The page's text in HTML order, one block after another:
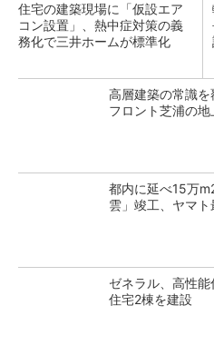
住宅の建築現場に「仮設エア
コン設置」、熱中症対策の義
務化で三井ホームが標準化
高層建築の常識
フロント芝浦の
都内に延べ15万
雲」竣工、ヤマ
ゼネラル、高性
住宅2棟を建設